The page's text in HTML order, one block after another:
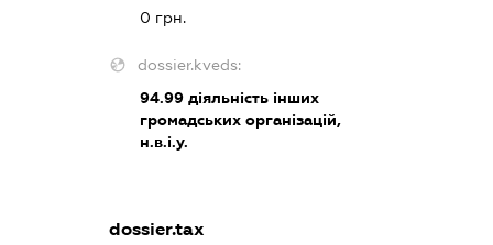
0 грн.
dossier.kveds:
94.99діяльність інших
громадських організацій,
н.в.і.у.
dossier.tax